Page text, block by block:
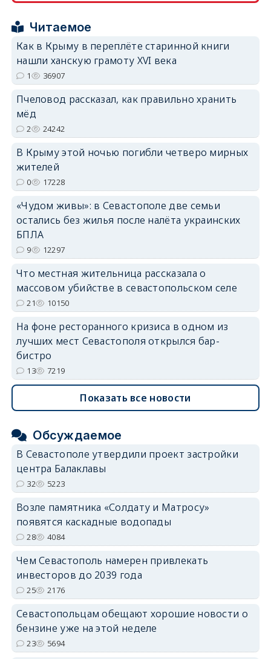
erid: 2SDnjdvhGXG
Читаемое
Как в Крыму в переплёте старинной книги
нашли ханскую грамоту XVI века
1 36907
Пчеловод рассказал, как правильно хранить
мёд
2 24242
В Крыму этой ночью погибли четверо мирных
жителей
0 17228
«Чудом живы»: в Севастополе две семьи
остались без жилья после налёта украинских
БПЛА
9 12297
Что местная жительница рассказала о
массовом убийстве в севастопольском селе
21 10150
На фоне ресторанного кризиса в одном из
лучших мест Севастополя открылся бар-
бистро
13 7219
Показать все новости
Обсуждаемое
В Севастополе утвердили проект застройки
центра Балаклавы
32 5223
Возле памятника «Солдату и Матросу»
появятся каскадные водопады
28 4084
Чем Севастополь намерен привлекать
инвесторов до 2039 года
25 2176
Севастопольцам обещают хорошие новости о
бензине уже на этой неделе
23 5694